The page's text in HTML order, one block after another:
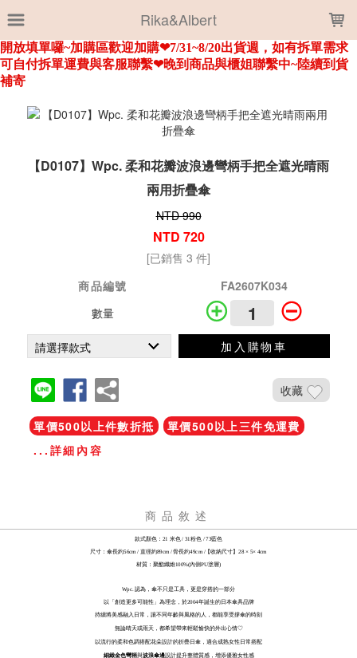
Rika&Albert
【D0107】Wpc. 柔和花瓣波浪邊彎柄手把全遮光晴雨
兩用折疊傘
NTD 990
NTD 720
[已銷售 3 件]
商品編號
FA2607K034
數量
加入購物車
收藏
單價500以上件數折抵
單價500以上三件免運費
...詳細內容
商品敘述